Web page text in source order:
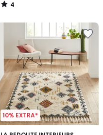
4
/
10% EXTRA*